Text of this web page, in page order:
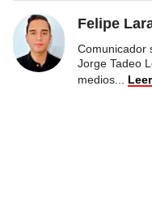
Felipe
Comunicador
Jorge Tadeo
medios